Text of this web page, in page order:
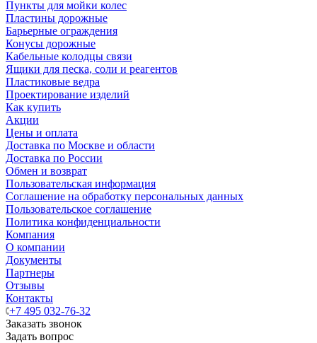
Пункты для мойки колес
Пластины дорожные
Барьерные ограждения
Конусы дорожные
Кабельные колодцы связи
Ящики для песка, соли и реагентов
Пластиковые ведра
Проектирование изделий
Как купить
Акции
Цены и оплата
Доставка по Москве и области
Доставка по России
Обмен и возврат
Пользовательская информация
Соглашение на обработку персональных данных
Пользовательское соглашение
Политика конфиденциальности
Компания
О компании
Документы
Партнеры
Отзывы
Контакты
+7 495 032-76-32
Заказать звонок
Задать вопрос